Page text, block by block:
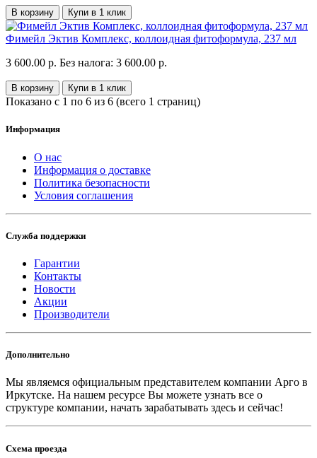
В корзину Купи в 1 клик
Фимейл Эктив Комплекс, коллоидная фитоформула, 237 мл
3 600.00 р. Без налога: 3 600.00 р.
В корзину Купи в 1 клик
Показано с 1 по 6 из 6 (всего 1 страниц)
Информация
О нас
Информация о доставке
Политика безопасности
Условия соглашения
Служба поддержки
Гарантии
Контакты
Новости
Акции
Производители
Дополнительно
Мы являемся официальным представителем компании Арго в
Иркутске. На нашем ресурсе Вы можете узнать все о
структуре компании, начать зарабатывать здесь и сейчас!
Схема проезда